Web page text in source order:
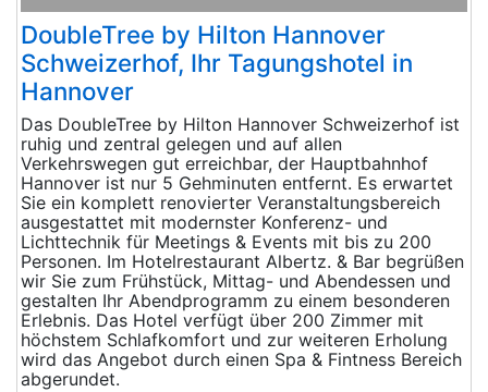
DoubleTree by Hilton Hannover
Schweizerhof, Ihr Tagungshotel in
Hannover
Das DoubleTree by Hilton Hannover Schweizerhof ist
ruhig und zentral gelegen und auf allen
Verkehrswegen gut erreichbar, der Hauptbahnhof
Hannover ist nur 5 Gehminuten entfernt. Es erwartet
Sie ein komplett renovierter Veranstaltungsbereich
ausgestattet mit modernster Konferenz- und
Lichttechnik für Meetings & Events mit bis zu 200
Personen. Im Hotelrestaurant Albertz. & Bar begrüßen
wir Sie zum Frühstück, Mittag- und Abendessen und
gestalten Ihr Abendprogramm zu einem besonderen
Erlebnis. Das Hotel verfügt über 200 Zimmer mit
höchstem Schlafkomfort und zur weiteren Erholung
wird das Angebot durch einen Spa & Fintness Bereich
abgerundet.